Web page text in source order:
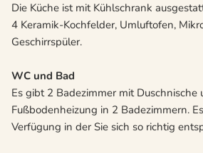
Die Küche ist mit Kühlschrank
4 Keramik-Kochfelder, Umluftofen,
Geschirrspüler.
WC und Bad
Es gibt 2 Badezimmer mit Duschnische
Fußbodenheizung in 2 Badezimmern.
Verfügung in der Sie sich so richtig